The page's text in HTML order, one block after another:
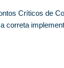
Críticos de
correta